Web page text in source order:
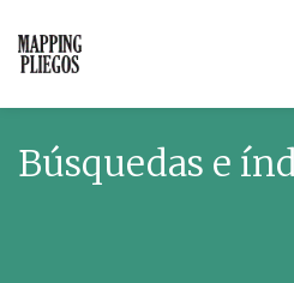
Búsquedas e